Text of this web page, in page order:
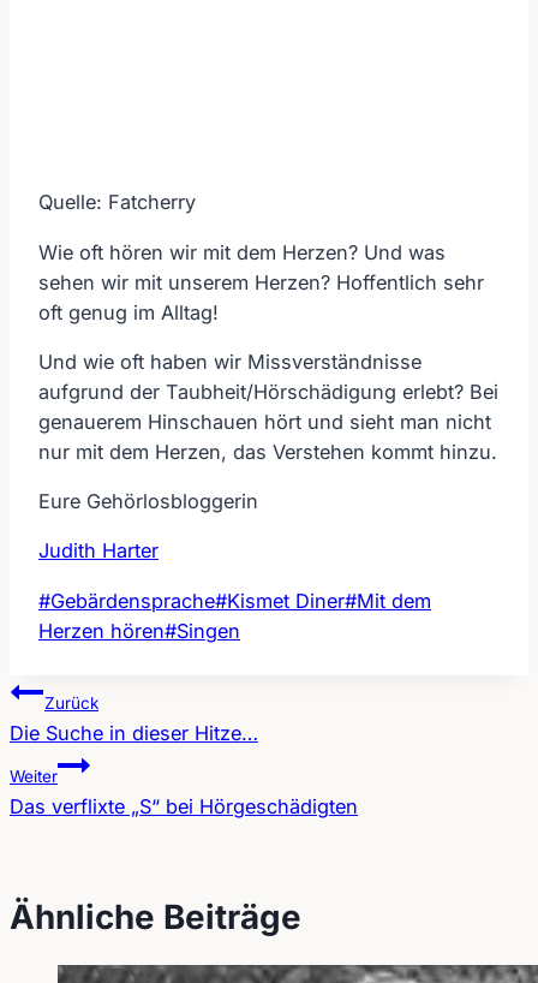
Quelle: Fatcherry
Wie oft hören wir mit dem Herzen? Und was
sehen wir mit unserem Herzen? Hoffentlich sehr
oft genug im Alltag!
Und wie oft haben wir Missverständnisse
aufgrund der Taubheit/Hörschädigung erlebt? Bei
genauerem Hinschauen hört und sieht man nicht
nur mit dem Herzen, das Verstehen kommt hinzu.
Eure Gehörlosbloggerin
Judith Harter
Schlagworte:
#Gebärdensprache#Kismet Diner#Mit dem
Herzen hören#Singen
Beitragsnavigation
Zurück
Die Suche in dieser Hitze…
Weiter
Das verflixte „S“ bei Hörgeschädigten
Ähnliche Beiträge